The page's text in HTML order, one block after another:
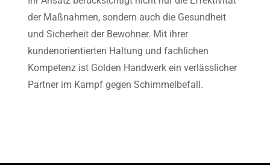
der Maßnahmen, sondern auch die Gesundheit
und Sicherheit der Bewohner. Mit ihrer
kundenorientierten Haltung und fachlichen
Kompetenz ist Golden Handwerk ein verlässlicher
Partner im Kampf gegen Schimmelbefall.